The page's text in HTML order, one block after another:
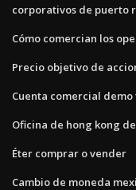
corporativos de puerto
Cómo comercian los
Precio objetivo de
Cuenta comercial
Oficina de hong kong
Éter comprar o vender
Cambio de moneda